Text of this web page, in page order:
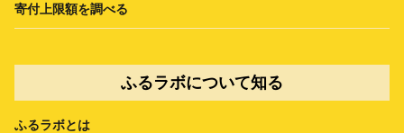
寄付上限額を調べる
ふるラボについて知る
ふるラボとは